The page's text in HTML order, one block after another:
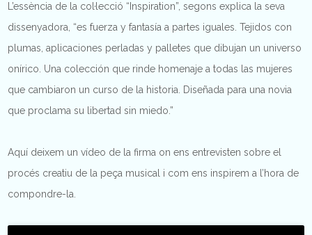
L’essència de la col·lecció “Inspiration”, segons explica la seva
dissenyadora, “es fuerza y fantasía a partes iguales. Tejidos con
plumas, aplicaciones perladas y palletes que dibujan un universo
onírico. Una colección que rinde homenaje a todas las mujeres
que cambiaron un curso de la historia. Diseñada para una novia
que proclama su libertad sin miedo.”
Aquí deixem un vídeo de la firma on ens entrevisten sobre el
procés creatiu de la peça musical i com ens inspirem a l’hora de
compondre-la.